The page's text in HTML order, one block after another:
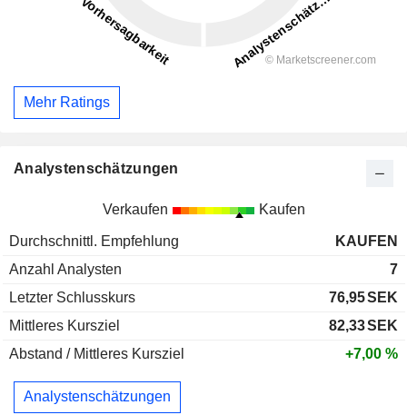
Mehr Ratings
Analystenschätzungen
Verkaufen Kaufen
Durchschnittl. Empfehlung
KAUFEN
Anzahl Analysten
7
Letzter Schlusskurs
76,95SEK
Mittleres Kursziel
82,33SEK
Abstand / Mittleres Kursziel
+7,00 %
Analystenschätzungen